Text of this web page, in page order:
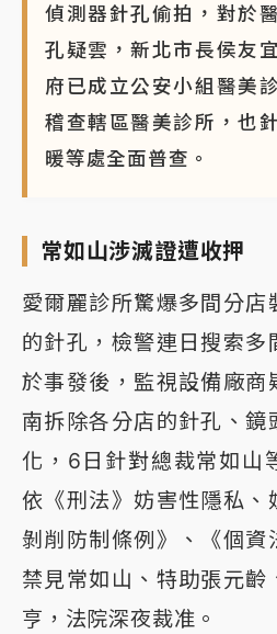
偵測器針孔偷拍，對於
孔疑雲，新北市長侯友
府已成立公安小組醫美
稽查轄區醫美診所，也
暖等處全面普查。
常如山涉滅證遭收押
愛爾麗診所驚爆多間分店
的針孔，檢警連日搜索多
於事發後，監視設備廠商
南拆除各分店的針孔、鏡
化，6日針對總裁常如山
依《刑法》妨害性隱私、
剝削防制條例》、《個資
禁見常如山、特助張元齡
亨，法院深夜裁准。